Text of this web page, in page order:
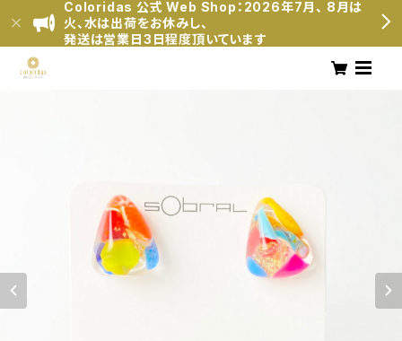
Coloridas 公式 Web Shop：2026年7月、 8月は
火、水は出荷をお休みし、
発送は営業日3日程度頂いています